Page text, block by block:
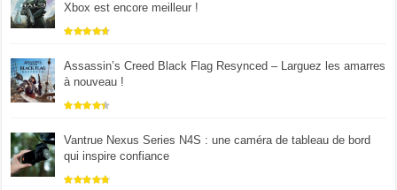
Xbox est encore meilleur !
Assassin’s Creed Black Flag Resynced – Larguez les amarres
à nouveau !
Vantrue Nexus Series N4S : une caméra de tableau de bord
qui inspire confiance